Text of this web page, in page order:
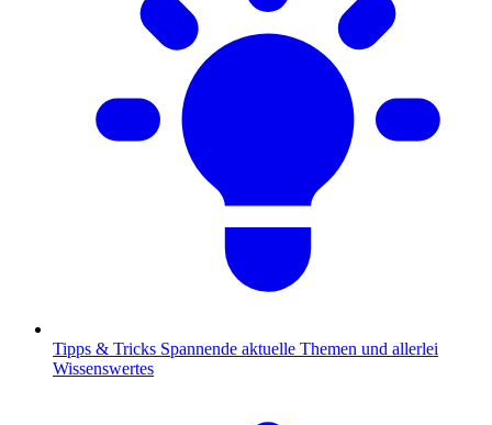
Tipps & Tricks Spannende aktuelle Themen und allerlei
Wissenswertes